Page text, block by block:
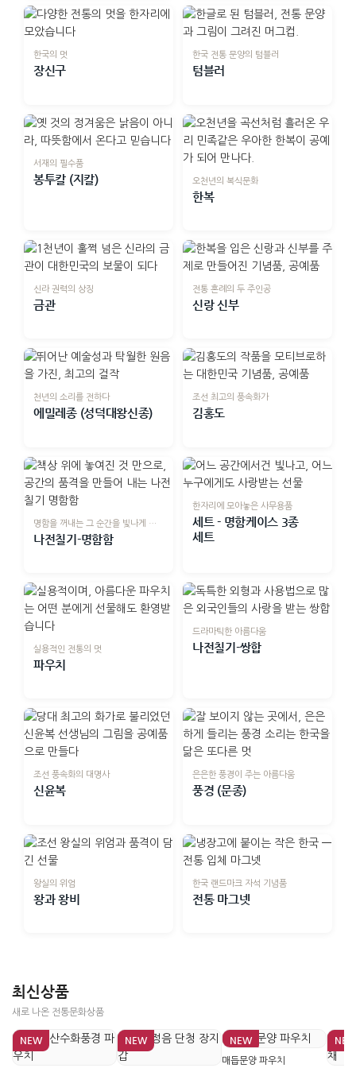
한국의 멋
장신구
한국 전통 문양의 텀블러
텀블러
서재의 필수품
봉투칼 (지칼) 오천년의 복식문화
한복
신라 권력의 상징
금관
전통 혼례의 두 주인공
신랑 신부
천년의 소리를 전하다
에밀레종 (성덕대왕신종)
조선 최고의 풍속화가
김홍도
명함을 꺼내는 그 순간을 빛나게 하는
나전칠기-명함함
한자리에 모아놓은 사무용품
세트 - 명함케이스 3종
세트
실용적인 전통의 멋
파우치
드라마틱한 아름다움
나전칠기-쌍합
조선 풍속화의 대명사
신윤복
은은한 풍경이 주는 아름다움
풍경 (문종)
왕실의 위엄
왕과 왕비
한국 랜드마크 자석 기념품
전통 마그넷
최신상품
새로 나온 전통문화상품
NEW NEW NEW
매듭문양 파우치
NEW